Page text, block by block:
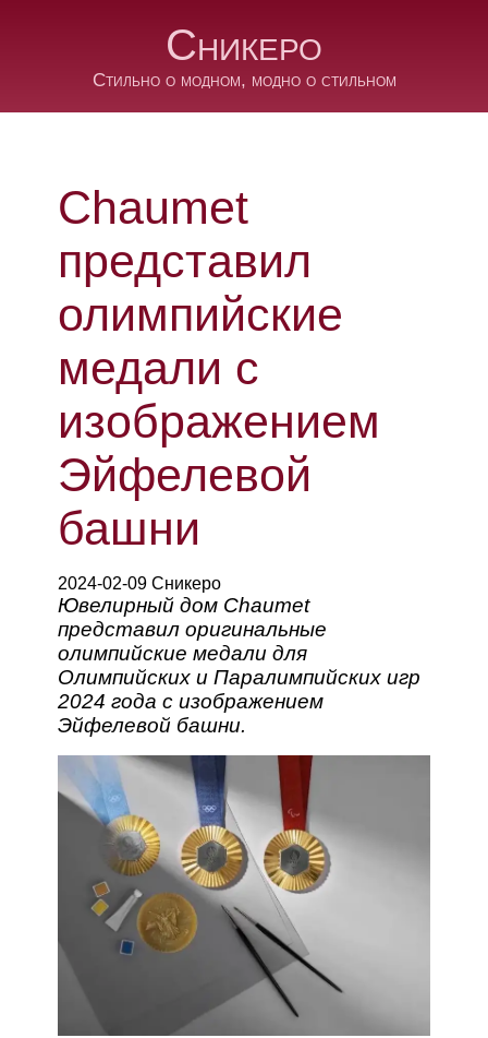
Сникеро
Стильно о модном, модно о стильном
Chaumet
представил
олимпийские
медали с
изображением
Эйфелевой
башни
2024-02-09 Сникеро
Ювелирный дом Chaumet
представил оригинальные
олимпийские медали для
Олимпийских и Паралимпийских игр
2024 года с изображением
Эйфелевой башни.